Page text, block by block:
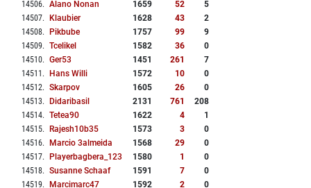
14506. Alano Nonan 1659 52
5
14507. Klaubier 1628 43
2
14508. Pikbube 1757 99
9
14509. Tcelikel 1582 36
0
14510. Ger53 1451 261
7
14511 . Hans Willi 1572 10
0
14512. Skarpov 1605 26
0
14513. Didaribasil 2131 761
208
14514. Tetea90 1622 4
1
14515. Rajesh10b35 1573 3
0
14516. Marcio 3almeida 1568 29
0
14517. Playerbagbera_123 1580 1
0
14518. Susanne Schaaf 1591 7
0
14519. Marcimarc47 1592 2
0